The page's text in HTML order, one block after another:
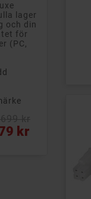
lager
och din
för
(PC,
kr